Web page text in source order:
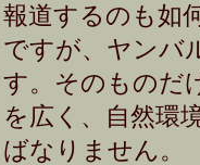
報道するのも如
ですが、ヤンバ
す。そのものだ
を広く、自然環
ばなりません。